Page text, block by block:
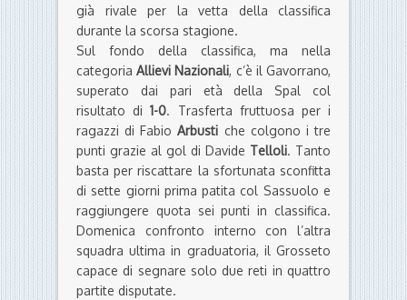
già rivale per la vetta della classifica
durante la scorsa stagione.
Sul fondo della classifica, ma nella
categoriaAllievi Nazionali, c’è il Gavorrano,
superato dai pari età della Spal col
risultato di1-0. Trasferta fruttuosa per i
ragazzi di FabioArbusti che colgono i tre
punti grazie al gol di Davide Telloli. Tanto
basta per riscattare la sfortunata sconfitta
di sette giorni prima patita col Sassuolo e
raggiungere quota sei punti in classifica.
Domenica confronto interno con l’altra
squadra ultima in graduatoria, il Grosseto
capace di segnare solo due reti in quattro
partite disputate.